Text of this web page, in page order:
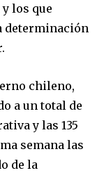
of the
on our website
we respect
information is
los que
determinación
chileno,
a un total de
y las 135
semana las
de la